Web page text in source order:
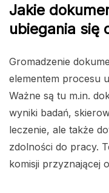
Jakie
ubiegania się
Gromadzenie
elementem procesu
Ważne są tu m.in.
wyniki badań,
leczenie, ale także
zdolności do pracy.
komisji przyznającej